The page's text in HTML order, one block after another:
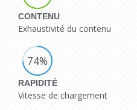
CONTENU
Exhaustivité du contenu
74%
RAPIDITÉ
Vitesse de chargement